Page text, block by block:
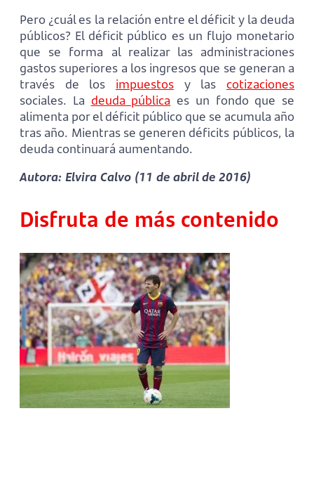
Pero ¿cuál es la relación entre el déficit y la deuda
públicos? El déficit público es un flujo monetario
que se forma al realizar las administraciones
gastos superiores a los ingresos que se generan a
través de los impuestos y las cotizaciones
sociales. La deuda pública es un fondo que se
alimenta por el déficit público que se acumula año
tras año. Mientras se generen déficits públicos, la
deuda continuará aumentando.
Autora: Elvira Calvo (11 de abril de 2016)
Disfruta de más contenido